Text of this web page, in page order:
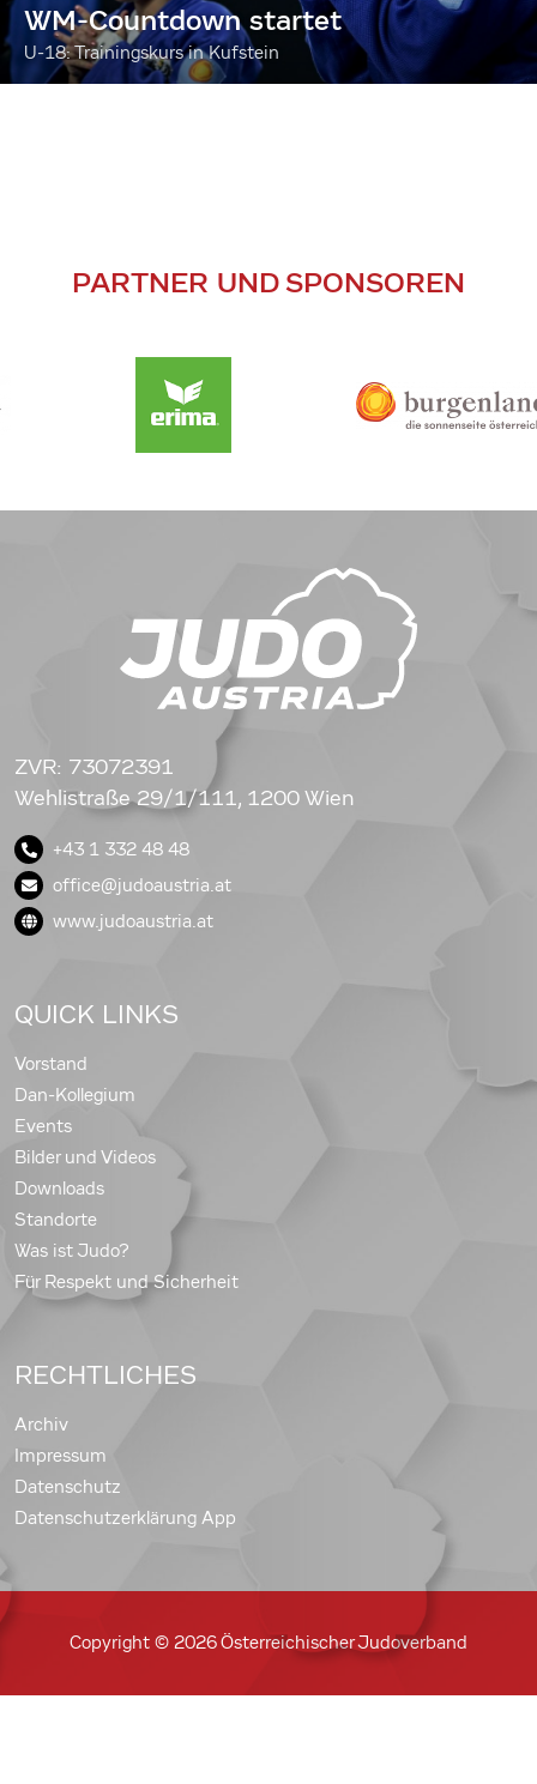
WM-Countdown startet
U-18: Trainingskurs in Kufstein
PARTNER UND SPONSOREN
ZVR: 73072391
Wehlistraße 29/1/111, 1200 Wien
+43 1 332 48 48
office@judoaustria.at
www.judoaustria.at
QUICK LINKS
Vorstand
Dan-Kollegium
Events
Bilder und Videos
Downloads
Standorte
Was ist Judo?
Für Respekt und Sicherheit
RECHTLICHES
Archiv
Impressum
Datenschutz
Datenschutzerklärung App
Copyright © 2026 Österreichischer Judoverband